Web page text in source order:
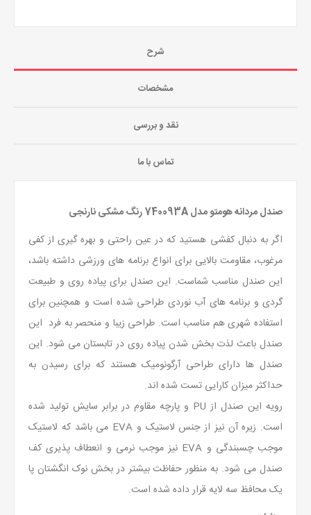
شرح
مشخصات
نقد و بررسی
تماس با ما
صندل مردانه هومتو مدل 740093A رنگ مشکی نارنجی
اگر به دنبال کفشی هستید که در عین راحتی و بهره گیری از کفی
مرغوب، مقاومت بالایی برای انواع برنامه های ورزشی داشته باشد،
این صندل مناسب شماست. این صندل برای پیاده روی و طبیعت
گردی و برنامه های آب نوردی طراحی شده است و همچنین برای
استفاده شهری هم مناسب است. طراحی زیبا و منحصر به فرد این
صندل باعث لذت بخش شدن پیاده روی در تابستان می شود. این
صندل ها دارای طراحی آرگونومیک هستند که برای رسیدن به
حداکثر میزان کارایی تست شده اند.
رویه این صندل از PU و پارچه مقاوم در برابر سایش تولید شده
است. زیره آن نیز از جنس لاستیک و EVA می باشد که لاستیک
موجب چسبندگی و EVA نیز موجب نرمی و انعطاف پذیری کف
صندل می شود. به منظور حفاظت بیشتر در بخش نوک انگشتان پا
یک محافظ سه لایه قرار داده شده است.